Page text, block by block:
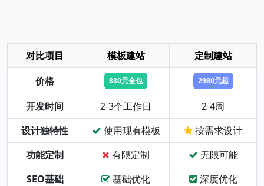
对比项目 模板建站
定制建站
价格
880元全包 2980元起
开发时间 2-3个工作日
2-4周
设计独特性
使用现有模板
按需求设计
功能定制
有限定制
无限可能
SEO基础
基础优化
深度优化